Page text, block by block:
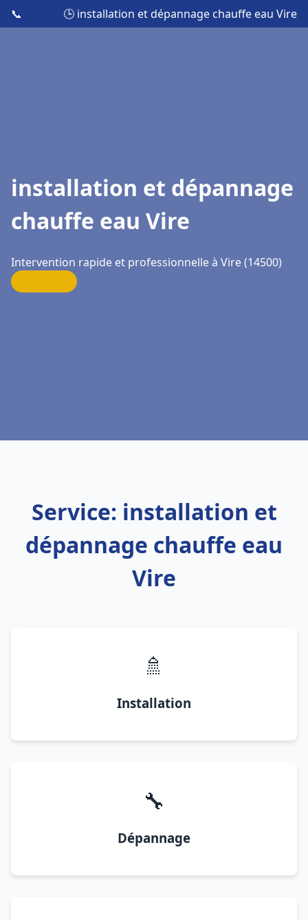
📞 🕒 installation et dépannage chauffe eau Vire
installation et dépannage
chauffe eau Vire
Intervention rapide et professionnelle à Vire (14500)
Service: installation et
dépannage chauffe eau
Vire
🚿
Installation
🔧
Dépannage